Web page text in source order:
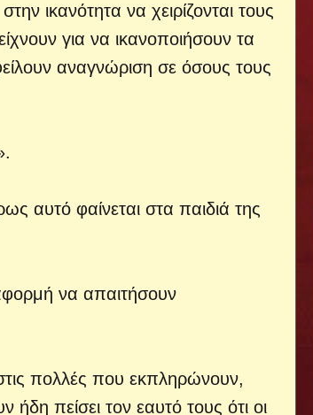
ικανότητα να χειρίζονται τους
για να ικανοποιήσουν τα
αναγνώριση σε όσους τους
αυτό φαίνεται στα παιδιά της
να απαιτήσουν
πολλές που εκπληρώνουν,
ήδη πείσει τον εαυτό τους ότι οι